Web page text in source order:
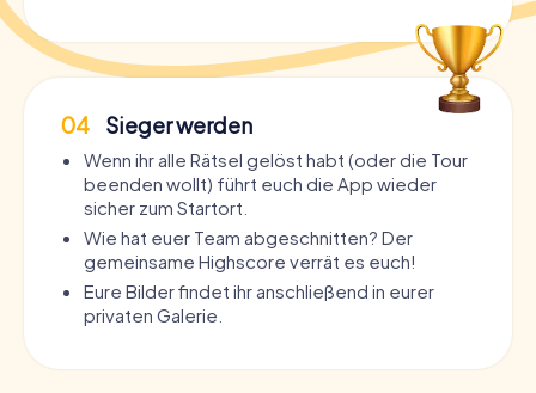
04 Sieger werden
Wenn ihr alle Rätsel gelöst habt (oder die Tour
beenden wollt) führt euch die App wieder
sicher zum Startort.
Wie hat euer Team abgeschnitten? Der
gemeinsame Highscore verrät es euch!
Eure Bilder findet ihr anschließend in eurer
privaten Galerie.